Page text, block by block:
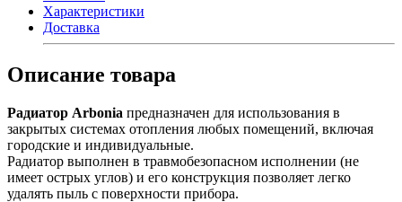
Характеристики
Доставка
Описание товара
Радиатор Arbonia предназначен для использования в
закрытых системах отопления любых помещений, включая
городские и индивидуальные.
Радиатор выполнен в травмобезопасном исполнении (не
имеет острых углов) и его конструкция позволяет легко
удалять пыль с поверхности прибора.